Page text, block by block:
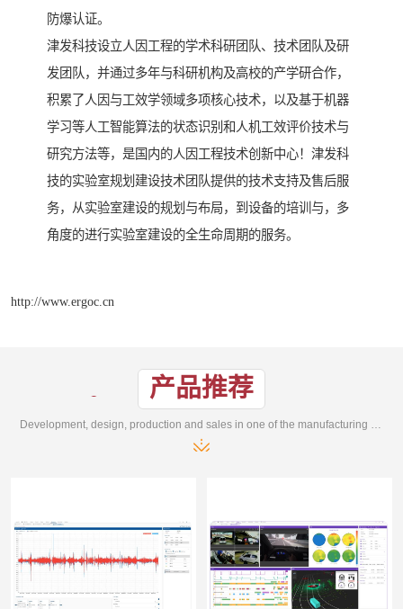
防爆认证。
津发科技设立人因工程的学术科研团队、技术团队及研
发团队，并通过多年与科研机构及高校的产学研合作，
积累了人因与工效学领域多项核心技术，以及基于机器
学习等人工智能算法的状态识别和人机工效评价技术与
研究方法等，是国内的人因工程技术创新中心！津发科
技的实验室规划建设技术团队提供的技术支持及售后服
务，从实验室建设的规划与布局，到设备的培训与，多
角度的进行实验室建设的全生命周期的服务。
http://www.ergoc.cn
产品推荐
Development, design, production and sales in one of the manufacturing enterprises